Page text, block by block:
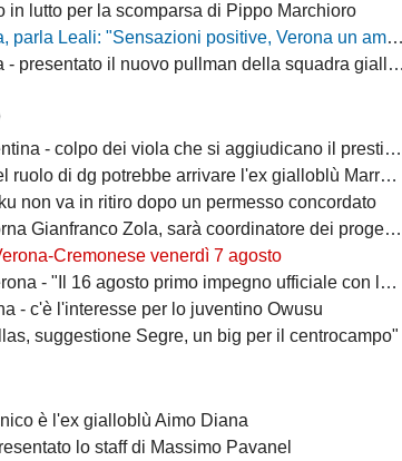
in lutto per la scomparsa di Pippo Marchioro
"Sensazioni positive, Verona un ambiente dove si può lavorare bene"
presentato il nuovo pullman della squadra gialloblù
colpo dei viola che si aggiudicano il prestito dal Real di Mastantuono
ruolo di dg potrebbe arrivare l'ex gialloblù Marroccu
non va in ritiro dopo un permesso concordato
Zola, sarà coordinatore dei progetti delle attività giovanili
Cremonese venerdì 7 agosto
- "Il 16 agosto primo impegno ufficiale con la Coppa Italia"
- c'è l'interesse per lo juventino Owusu
suggestione Segre, un big per il centrocampo"
è l'ex gialloblù Aimo Diana
lo staff di Massimo Pavanel